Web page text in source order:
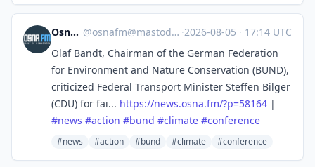
Osna.FM @osnafm@mastodon.social ·2026-08-05 · 17:14 UTC
Olaf Bandt, Chairman of the German Federation
for Environment and Nature Conservation (BUND),
criticized Federal Transport Minister Steffen Bilger
(CDU) for fai... https://news.osna.fm/?p=58164 |
#news #action #bund #climate #conference
#news #action #bund #climate #conference